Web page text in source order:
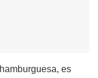
es